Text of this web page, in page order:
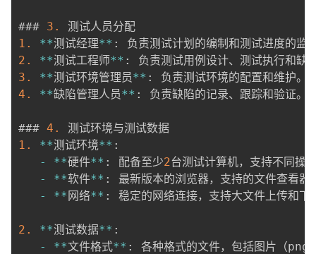
### 3.
1.
**测试经理** :
2.
**测试工程师** :
3.
**测试环境管理员** :
4.
**缺陷管理人员** : 负责缺陷的记录、跟踪和验证。
### 4.
1.
**测试环境** :
-
**硬件** : 配备至少2台测试计算机，支持不同操
-
**软件** :
最新版本的浏览器，支持的文件查看器
-
** 网络** : 稳定的网络连接，支持大文件上传和下
2. **测试数据** :
-
**文件格式** :
各种格式的文件，包括图片（